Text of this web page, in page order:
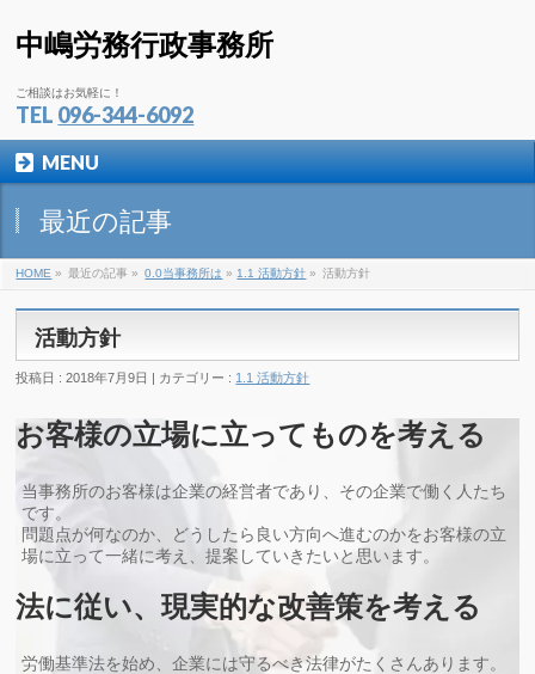
中嶋労務行政事務所
ご相談はお気軽に！
TEL 096-344-6092
MENU
最近の記事
HOME » 最近の記事 » 0.0当事務所は » 1.1 活動方針 » 活動方針
活動方針
投稿日 : 2018年7月9日 | カテゴリー : 1.1 活動方針
お客様の立場に立ってものを考える
当事務所のお客様は企業の経営者であり、その企業で働く人たち
です。
問題点が何なのか、どうしたら良い方向へ進むのかをお客様の立
場に立って一緒に考え、提案していきたいと思います。
法に従い、現実的な改善策を考える
労働基準法を始め、企業には守るべき法律がたくさんあります。